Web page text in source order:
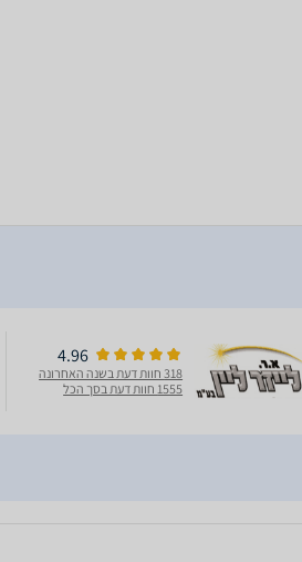
4.96
318 חוות דעת בשנה האחרונה
1555 חוות דעת בסך הכל